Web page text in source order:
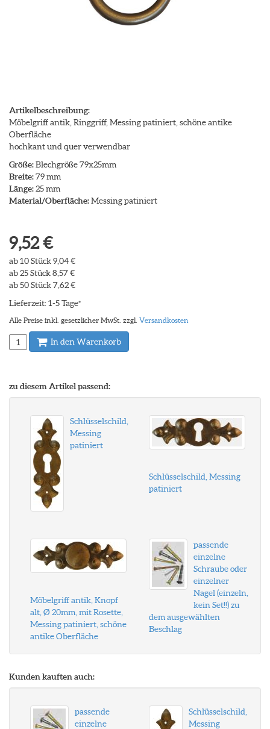
Artikelbeschreibung:
Möbelgriff antik, Ringgriff, Messing patiniert, schöne antike
Oberfläche
hochkant und quer verwendbar
Größe:Blechgröße 79x25mm
Breite:79 mm
Länge:25 mm
Material/Oberfläche:Messing patiniert
9,52 €
ab 10 Stück 9,04 €
ab 25 Stück 8,57 €
ab 50 Stück 7,62 €
Lieferzeit: 1-5 Tage*
Alle Preise inkl. gesetzlicher MwSt. zzgl. Versandkosten
In den Warenkorb
zu diesem Artikel passend:
Schlüsselschild,
Messing
patiniert
Schlüsselschild, Messing
patiniert
Möbelgriff antik, Knopf
alt, Ø 20mm, mit Rosette,
Messing patiniert, schöne
antike Oberfläche
passende
einzelne
Schraube oder
einzelner
Nagel (einzeln,
kein Set!!) zu
dem ausgewählten
Beschlag
Kunden kauften auch:
passende
einzelne
Schlüsselschild,
Messing